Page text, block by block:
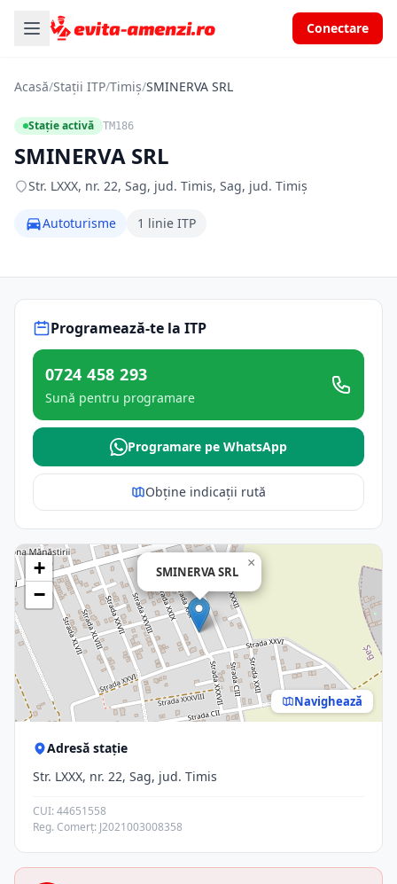
Conectare
Acasă/Stații ITP/Timiș/SMINERVA SRL
Stație activă TM186
SMINERVA SRL
Str. LXXX, nr. 22, Sag, jud. Timis, Sag, jud. Timiș
Autoturisme 1 linie ITP
Programează-te la ITP
0724 458 293
Sună pentru programare
Programare pe WhatsApp
Obține indicații rută
SMINERVA SRL
×
+
−
Navighează
Adresă stație
Str. LXXX, nr. 22, Sag, jud. Timis
CUI: 44651558
Reg. Comerț: J2021003008358